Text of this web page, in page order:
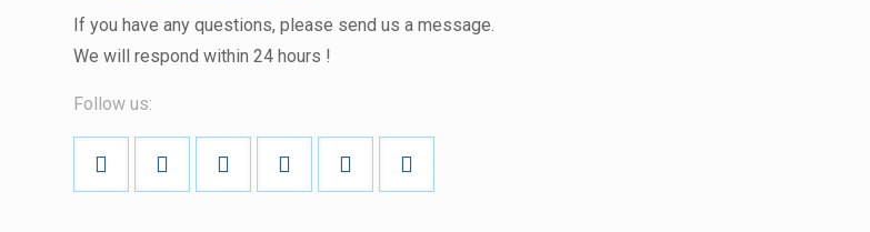
If you have any questions, please send us a message.
We will respond within24 hours !
Follow us: